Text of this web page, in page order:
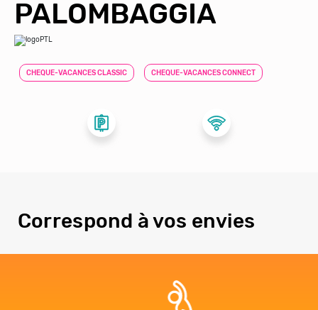
PALOMBAGGIA
CHEQUE-VACANCES CLASSIC CHEQUE-VACANCES CONNECT
Correspond à vos envies